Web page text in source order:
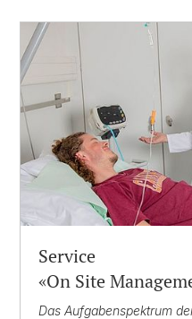
Service
«On Site
Das Aufgabenspektrum